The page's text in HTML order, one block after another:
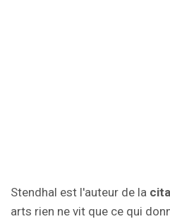
Stendhal est l'auteur de la
arts rien ne vit que ce qui